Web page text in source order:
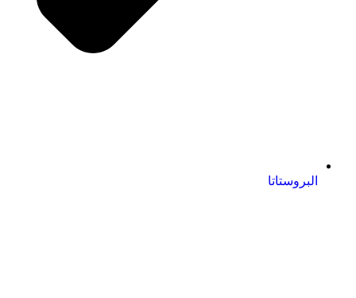
البروستاتا